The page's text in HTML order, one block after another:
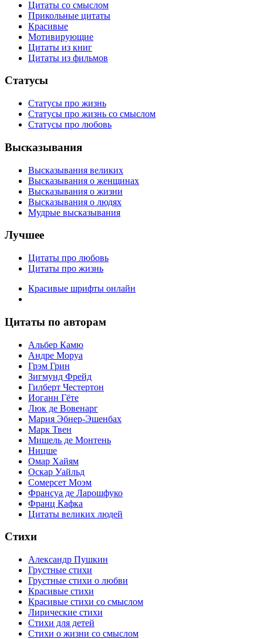
Цитаты со смыслом
Прикольные цитаты
Красивые
Мотивирующие
Цитаты из книг
Цитаты из фильмов
Статусы
Статусы про жизнь
Статусы про жизнь со смыслом
Статусы про любовь
Высказывания
Высказывания великих
Высказывания о женщинах
Высказывания о жизни
Высказывания о людях
Мудрые высказывания
Лучшее
Цитаты про любовь
Цитаты про жизнь
Красивые шрифты онлайн
Цитаты по авторам
Альбер Камю
Андре Моруа
Грэм Грин
Зигмунд Фрейд
Гилберт Честертон
Иоганн Гёте
Люк де Вовенарг
Мария Эбнер-Эшенбах
Марк Твен
Мишель де Монтень
Ницше
Омар Хайям
Оскар Уайльд
Сомерсет Моэм
Франсуa де Ларошфуко
Франц Кафка
Цитаты великих людей
Стихи
Александр Пушкин
Грустные стихи
Грустные стихи о любви
Красивые стихи
Красивые стихи со смыслом
Лирические стихи
Стихи для детей
Стихи о жизни со смыслом